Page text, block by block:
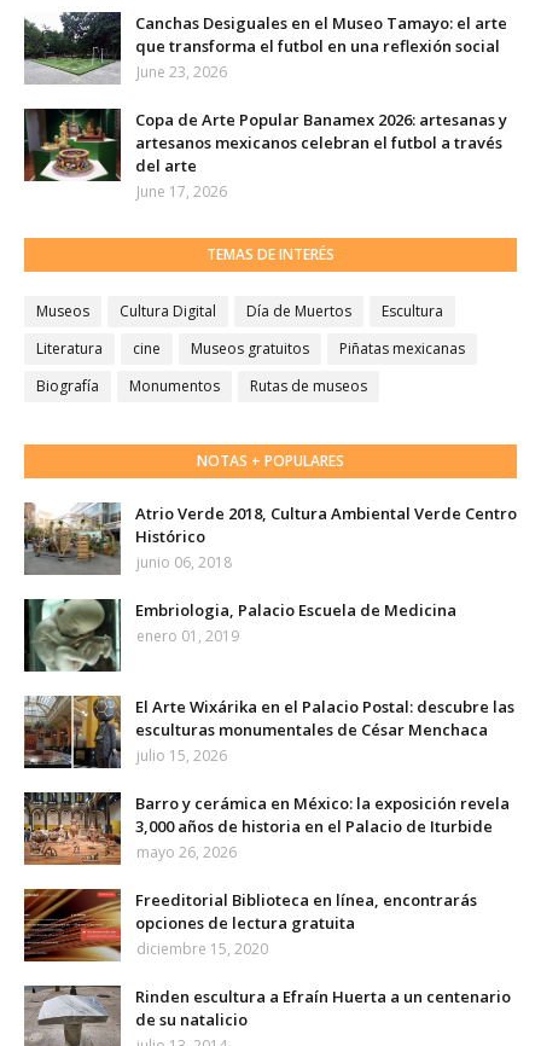
Canchas Desiguales en el Museo Tamayo: el arte
que transforma el futbol en una reflexión social
June 23, 2026
Copa de Arte Popular Banamex 2026: artesanas y
artesanos mexicanos celebran el futbol a través
del arte
June 17, 2026
TEMAS DE INTERÉS
Museos Cultura Digital Día de Muertos
Escultura
Literatura
cine Museos gratuitos
Piñatas mexicanas
Biografía
Monumentos Rutas de museos
NOTAS + POPULARES
Atrio Verde 2018, Cultura Ambiental Verde Centro
Histórico
junio 06, 2018
Embriologia, Palacio Escuela de Medicina
enero 01, 2019
El Arte Wixárika en el Palacio Postal: descubre las
esculturas monumentales de César Menchaca
julio 15, 2026
Barro y cerámica en México: la exposición revela
3,000 años de historia en el Palacio de Iturbide
mayo 26, 2026
Freeditorial Biblioteca en línea, encontrarás
opciones de lectura gratuita
diciembre 15, 2020
Rinden escultura a Efraín Huerta a un centenario
de su natalicio